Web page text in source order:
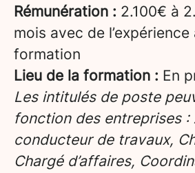
Rémunération : 2.100€ à
mois avec de l’expérience
formation
Lieu de la formation : En
Les intitulés de poste
fonction des entreprises :
conducteur de travaux,
Chargé d’affaires,